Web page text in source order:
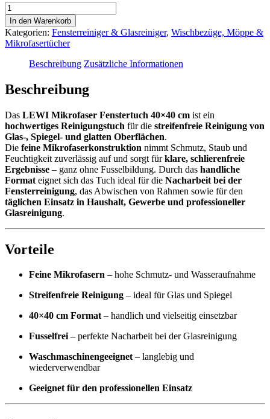
LEWI
Mikrofaser
Fenstertuch
40×40
cm
Menge
In den Warenkorb
Kategorien: Fensterreiniger & Glasreiniger, Wischbezüge, Möppe &
Mikrofasertücher
Beschreibung Zusätzliche Informationen
Beschreibung
Das LEWI Mikrofaser Fenstertuch 40×40 cm ist ein
hochwertiges Reinigungstuch für die streifenfreie Reinigung von
Glas-, Spiegel- und glatten Oberflächen.
Die feine Mikrofaserkonstruktion nimmt Schmutz, Staub und
Feuchtigkeit zuverlässig auf und sorgt fürklare, schlierenfreie
Ergebnisse – ganz ohne Fusselbildung. Durch das handliche
Format eignet sich das Tuch ideal für die Nacharbeit bei der
Fensterreinigung, das Abwischen von Rahmen sowie für den
täglichen Einsatz in Haushalt, Gewerbe und professioneller
Glasreinigung.
Vorteile
Feine Mikrofasern – hohe Schmutz- und Wasseraufnahme
Streifenfreie Reinigung – ideal für Glas und Spiegel
40×40 cm Format– handlich und vielseitig einsetzbar
Fusselfrei– perfekte Nacharbeit bei der Glasreinigung
Waschmaschinengeeignet– langlebig und
wiederverwendbar
Geeignet für den professionellen Einsatz